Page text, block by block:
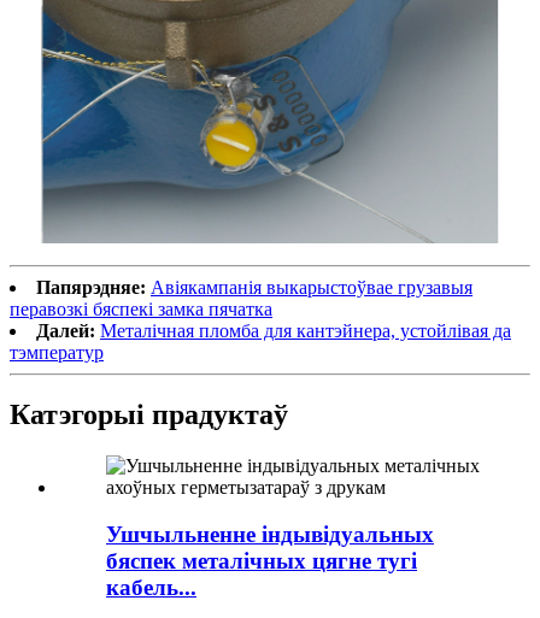
Папярэдняе: Авіякампанія выкарыстоўвае грузавыя
перавозкі бяспекі замка пячатка
Далей: Металічная пломба для кантэйнера, устойлівая да
тэмператур
Катэгорыі прадуктаў
Ушчыльненне індывідуальных
бяспек металічных цягне тугі
кабель...